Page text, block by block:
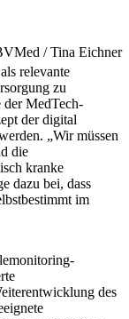
/ Tina Eichner
relevante
zu
der MedTech-
der digital
„Wir müssen
die
kranke
dazu bei, dass
im
des